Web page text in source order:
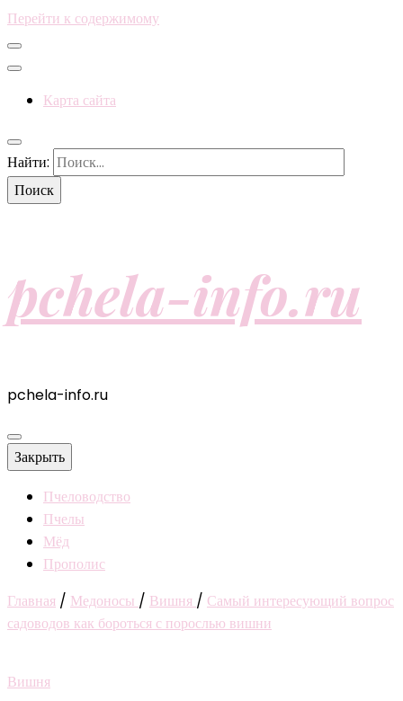
Перейти к содержимому
Карта сайта
Найти:
pchela-info.ru
pchela-info.ru
Закрыть
Пчеловодство
Пчелы
Мёд
Прополис
Главная / Медоносы / Вишня / Самый интересующий вопрос
садоводов как бороться с порослью вишни
Вишня